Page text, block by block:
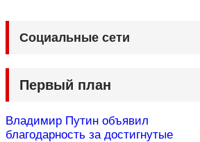
Социальные сети
Первый план
Владимир Путин объявил
благодарность за достигнутые